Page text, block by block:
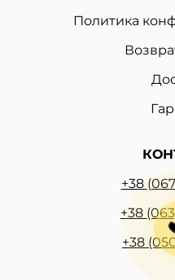
Политика
+38
+38
+38